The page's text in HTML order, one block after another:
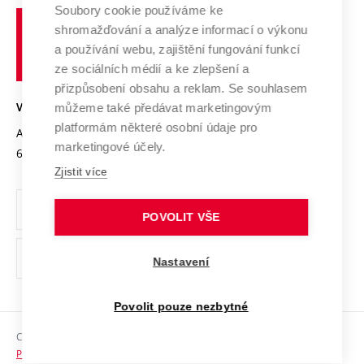
Výzkumné infrastruktury
Transfer znalostí
Open Science
Projekty
Projekty ze strukturálních fondů
Specifický výzkum
Spolupráce se školami
Služby univerzity
Mezinárodní dohody
Univerzitní sítě
Udržitelná univerzita
Podnikavá univerzita / ContriBUTe
Bezpečná univerzita
Vyznamenání
Organizační struktura
Ochrana osobních údajů
odkaz)
Sociální bezpečí
učení
technické
VYSOKÉ UČENÍ TECHNICKÉ V BRNĚ
Antonínská 548/1
602 00 Brno
www.vut.cz
vut@vutbr.cz
Copyright © 2026 VUT
Prohlášení o přístupnosti
Soubory cookie používáme ke
shromažďování a analýze informací o výkonu
a používání webu, zajištění fungování funkcí
ze sociálních médií a ke zlepšení a
přizpůsobení obsahu a reklam. Se souhlasem
můžeme také předávat marketingovým
platformám některé osobní údaje pro
marketingové účely.
Zjistit více
POVOLIT VŠE
Nastavení
Povolit pouze nezbytné